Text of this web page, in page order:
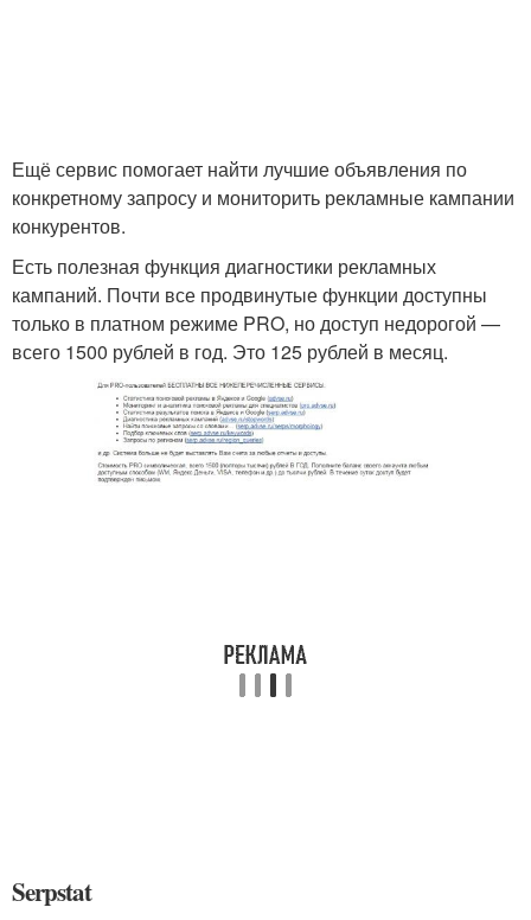
Ещё сервис помогает найти лучшие объявления по
конкретному запросу и мониторить рекламные кампании
конкурентов.
Есть полезная функция диагностики рекламных
кампаний. Почти все продвинутые функции доступны
только в платном режиме PRO, но доступ недорогой —
всего 1500 рублей в год. Это 125 рублей в месяц.
Serpstat